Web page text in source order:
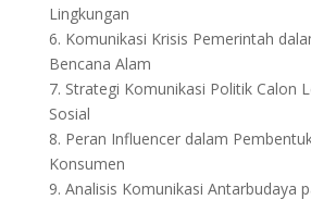
Lingkungan
6. Komunikasi Krisis Pemerintah
Bencana Alam
7. Strategi Komunikasi Politik Calon
Sosial
8. Peran Influencer dalam
Konsumen
9. Analisis Komunikasi Antarbudaya